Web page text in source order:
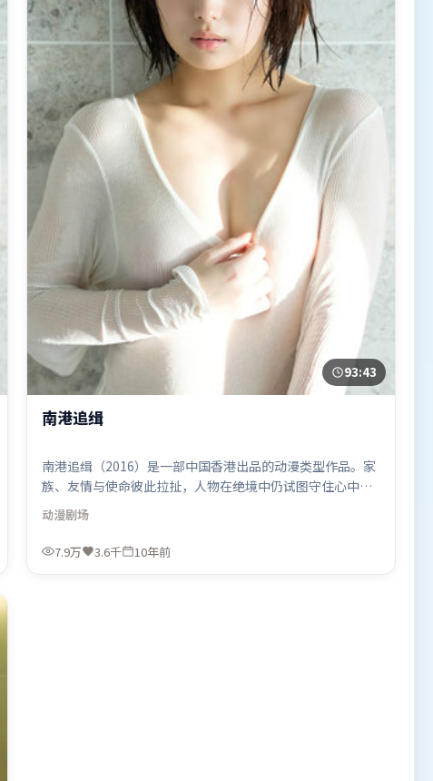
93:43
南港追缉
南港追缉（2016）是一部中国香港出品的动漫类型作品。家
族、友情与使命彼此拉扯，人物在绝境中仍试图守住心中微
光。类型元素被重新组合，既致敬经典也尝试突破套路。由
雷德利·斯科特执导，托尼·贾、梁朝伟、河正宇，沈腾、
全智贤、周冬雨等联袂出演。影片于2016年5月22日（中国
动漫剧场
7.9万 3.6千 10年前